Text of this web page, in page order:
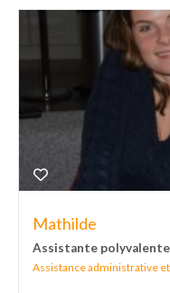
Mathilde
Assistante polyvalente
Assistance administrative